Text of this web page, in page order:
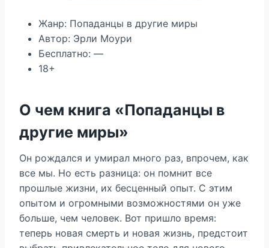
Жанр: Попаданцы в другие миры
Автор: Эрли Моури
Бесплатно: —
18+
О чем книга «Попаданцы в
другие миры»
Он рождался и умирал много раз, впрочем, как
все мы. Но есть разница: он помнит все
прошлые жизни, их бесценный опыт. С этим
опытом и огромными возможностями он уже
больше, чем человек. Вот пришло время:
теперь новая смерть и новая жизнь, предстоит